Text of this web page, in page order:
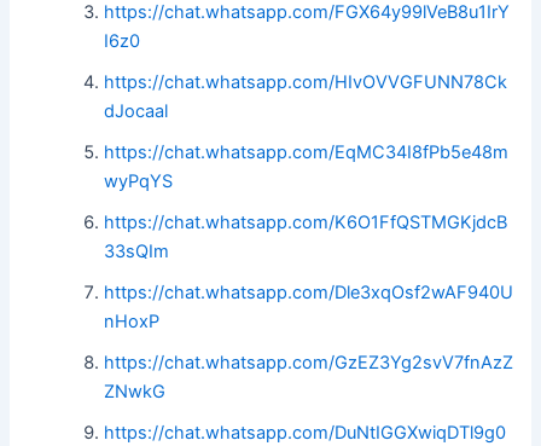
https://chat.whatsapp.com/FGX64y99lVeB8u1IrY
I6z0
https://chat.whatsapp.com/HIvOVVGFUNN78Ck
dJocaal
https://chat.whatsapp.com/EqMC34I8fPb5e48m
wyPqYS
https://chat.whatsapp.com/K6O1FfQSTMGKjdcB
33sQIm
https://chat.whatsapp.com/Dle3xqOsf2wAF940U
nHoxP
https://chat.whatsapp.com/GzEZ3Yg2svV7fnAzZ
ZNwkG
https://chat.whatsapp.com/DuNtIGGXwiqDTl9g0